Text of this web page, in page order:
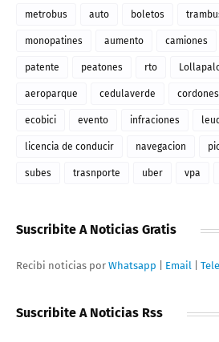
metrobus auto boletos
monopatines aumento camiones
patente peatones rto
aeroparque cedulaverde cordones
ecobici evento infraciones
licencia de conducir navegacion
subes trasnporte uber vpa
Suscribite A Noticias Gratis
Recibi noticias por Whatsapp Email
Suscribite A Noticias Rss